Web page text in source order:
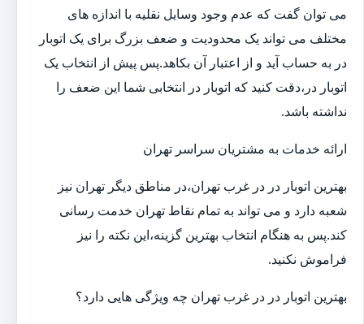
می توان گفت که عدم وجود وسایل نقلیه با اندازه های
مختلف می تواند یک محدودیت و ضعف بزرگ برای یک اتوبار
در به حساب آید و از اعتبار آن بکاهد.پس پیش از انتخاب یک
اتوبار در،دقت کنید که اتوبار در انتخابی شما این ضعف را
نداشته باشد.
ارائه خدمات به مشتریان سراسر تهران
بهترین اتوبار در در غرب تهران،در مناطق دیگر تهران نیز
شعبه دارد و می تواند به تمام نقاط تهران خدمت رسانی
کند.پس به هنگام انتخاب بهترین گزینه،این نکته را نیز
فراموش نکنید.
بهترین اتوبار در در غرب تهران چه ویژگی هایی دارد؟